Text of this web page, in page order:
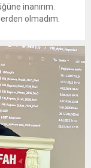
inanırım.
olmadım.